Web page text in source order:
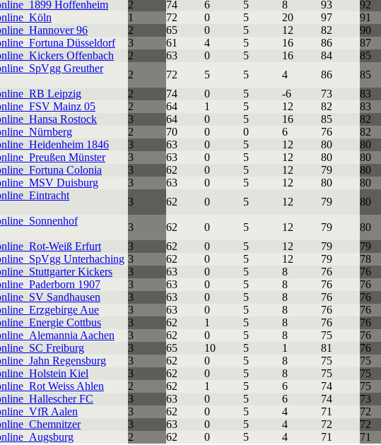
1899 Hoffenheim 2 74 6 5 8 93
92
Köln 1 72 0 5 20 97
91
Hannover 96 2 65 0 5 12 82
90
Fortuna Düsseldorf 3 61 4 5 16 86
87
Kickers Offenbach 2 63 0 5 16 84
85
SpVgg Greuther
2 72 5 5 4 86
85
RB Leipzig 2 74 0 5 -6 73
83
FSV Mainz 05 2 64 1 5 12 82
83
Hansa Rostock 3 64 0 5 16 85
82
Nürnberg 2 70 0 0 6 76
82
Heidenheim 1846 3 63 0 5 12 80
80
Preußen Münster 3 63 0 5 12 80
80
Fortuna Colonia 3 62 0 5 12 79
80
MSV Duisburg 3 63 0 5 12 80
80
Eintracht
3 62 0 5 12 79 80
Sonnenhof
3 62 0 5 12 79
80
Rot-Weiß Erfurt 3 62 0 5 12 79
79
SpVgg Unterhaching 3 62 0 5 12 79
78
Stuttgarter Kickers 3 63 0 5 8 76
76
Paderborn 1907 3 63 0 5 8 76
76
SV Sandhausen 3 63 0 5 8 76
76
Erzgebirge Aue 3 63 0 5 8 76
76
Energie Cottbus 3 62 1 5 8 76
76
Alemannia Aachen 3 62 0 5 8 75
76
SC Freiburg 3 65 10 5 1 81
76
Jahn Regensburg 3 62 0 5 8 75
75
Holstein Kiel 3 62 0 5 8 75
75
Rot Weiss Ahlen 2 62 1 5 6 74
75
Hallescher FC 3 63 0 5 6 74
73
VfR Aalen 3 62 0 5 4 71
72
Chemnitzer 3 63 0 5 4 72
72
Augsburg 2 62 0 5 4 71 71